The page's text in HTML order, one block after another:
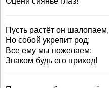
Пусть растёт он шалопаем,
Но собой укрепит род;
Все ему мы пожелаем:
Знаком будь его приход!